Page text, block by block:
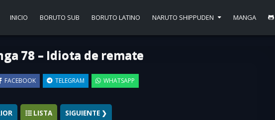
INICIO BORUTO SUB BORUTO LATINO NARUTO SHIPPUDEN MANGA
78 – Idiota de remate
FACEBOOK TELEGRAM WHATSAPP
LISTA SIGUIENTE ❯